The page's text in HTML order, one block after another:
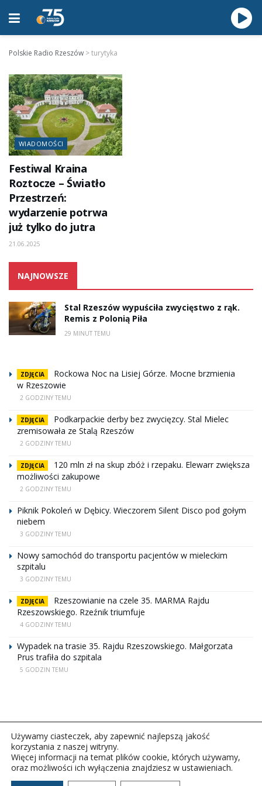
Polskie Radio Rzeszów >turytyka
WIADOMOŚCI
Festiwal Kraina
Roztocze – Światło
Przestrzeń:
wydarzenie potrwa
już tylko do jutra
21.06.2025
NAJNOWSZE
Stal Rzeszów wypuściła zwycięstwo z rąk.
Remis z Polonią Piła
29 MINUT TEMU
ZDJĘCIA
Rockowa Noc na Lisiej Górze. Mocne brzmienia
w Rzeszowie
2 GODZINY TEMU
ZDJĘCIA
Podkarpackie derby bez zwycięzcy. Stal Mielec
zremisowała ze Stalą Rzeszów
2 GODZINY TEMU
ZDJĘCIA
120 mln zł na skup zbóż i rzepaku. Elewarr zwiększa
możliwości zakupowe
2 GODZINY TEMU
Piknik Pokoleń w Dębicy. Wieczorem Silent Disco pod gołym
niebem
3 GODZINY TEMU
Nowy samochód do transportu pacjentów w mieleckim
szpitalu
3 GODZINY TEMU
ZDJĘCIA
Rzeszowianie na czele 35. MARMA Rajdu
Rzeszowskiego. Rzeźnik triumfuje
4 GODZINY TEMU
Wypadek na trasie 35. Rajdu Rzeszowskiego. Małgorzata
Prus trafiła do szpitala
5 GODZIN TEMU
Copyright © 2026Polskie Radio Rzeszów S.A. w likwidacj.
Używamy ciasteczek, aby zapewnić najlepszą jakość
korzystania z naszej witryny.
Więcej informacji na temat plików cookie, których używamy,
oraz możliwości ich wyłączenia znajdziesz w ustawieniach.